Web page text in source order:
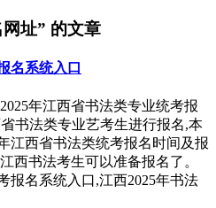
址” 的文章
名系统入口
年江西省书法类专业统考报
书法类专业艺考生进行报名,本
江西省书法类统考报名时间及报
西书法考生可以准备报名了。